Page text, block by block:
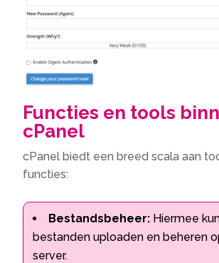
Functies en tools
cPanel
cPanel biedt een breed scala aan
functies:
Bestandsbeheer: Hiermee
bestanden uploaden en beheren
server.